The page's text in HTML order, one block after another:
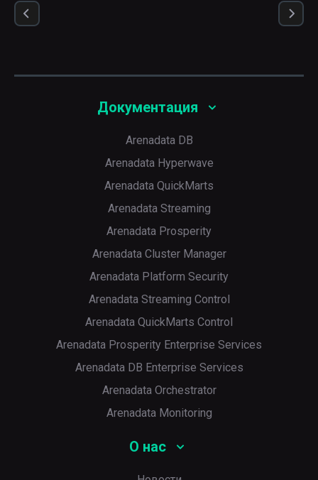
Документация
Arenadata DB
Arenadata Hyperwave
Arenadata QuickMarts
Arenadata Streaming
Arenadata Prosperity
Arenadata Cluster Manager
Arenadata Platform Security
Arenadata Streaming Control
Arenadata QuickMarts Control
Arenadata Prosperity Enterprise Services
Arenadata DB Enterprise Services
Arenadata Orchestrator
Arenadata Monitoring
О нас